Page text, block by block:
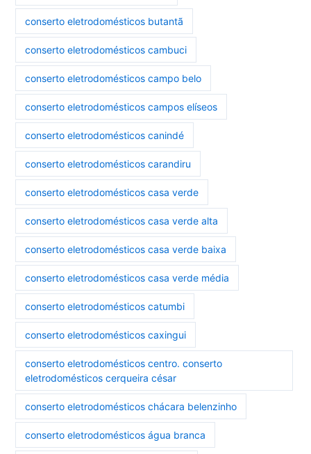
conserto eletrodomésticos butantã
conserto eletrodomésticos cambuci
conserto eletrodomésticos campo belo
conserto eletrodomésticos campos elíseos
conserto eletrodomésticos canindé
conserto eletrodomésticos carandiru
conserto eletrodomésticos casa verde
conserto eletrodomésticos casa verde alta
conserto eletrodomésticos casa verde baixa
conserto eletrodomésticos casa verde média
conserto eletrodomésticos catumbi
conserto eletrodomésticos caxingui
conserto eletrodomésticos centro. conserto
eletrodomésticos cerqueira césar
conserto eletrodomésticos chácara belenzinho
conserto eletrodomésticos água branca